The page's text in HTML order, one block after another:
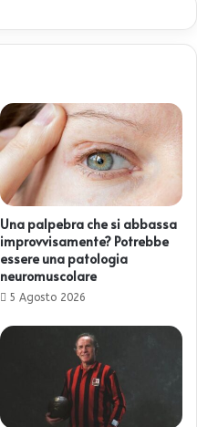
Una palpebra che si abbassa
improvvisamente? Potrebbe
essere una patologia
neuromuscolare
5 Agosto 2026